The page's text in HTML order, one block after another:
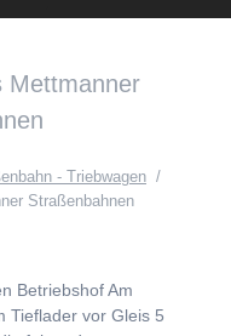
Mettmanner
- Triebwagen
Straßenbahnen
Betriebshof Am
Tieflader vor Gleis 5